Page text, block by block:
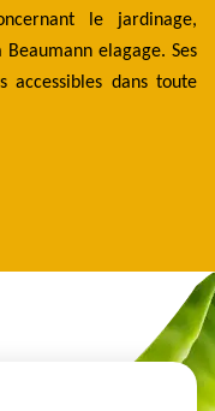
le jardinage,
Beaumann elagage. Ses
accessibles dans toute